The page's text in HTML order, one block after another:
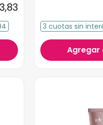
,83
3 cuotas sin
Agregar